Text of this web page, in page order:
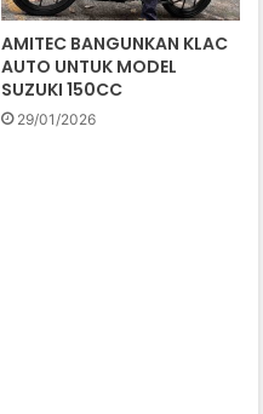
AMITEC BANGUNKAN KLAC
AUTO UNTUK MODEL
SUZUKI 150CC
29/01/2026